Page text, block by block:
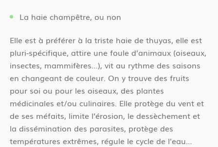
La haie champêtre, ou non
Elle est à préférer à la triste haie de thuyas, elle est
pluri-spécifique, attire une foule d’animaux (oiseaux,
insectes, mammifères…), vit au rythme des saisons
en changeant de couleur. On y trouve des fruits
pour soi ou pour les oiseaux, des plantes
médicinales et/ou culinaires. Elle protège du vent et
de ses méfaits, limite l’érosion, le dessèchement et
la dissémination des parasites, protège des
températures extrêmes, régule le cycle de l’eau…